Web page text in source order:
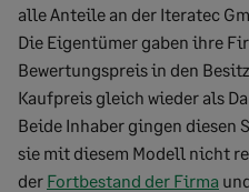
alle Anteile an der Iteratec
Die Eigentümer gaben ihre
Bewertungspreis in den
Kaufpreis gleich wieder als
Beide Inhaber gingen diesen
sie mit diesem Modell nicht
der Fortbestand der Firma